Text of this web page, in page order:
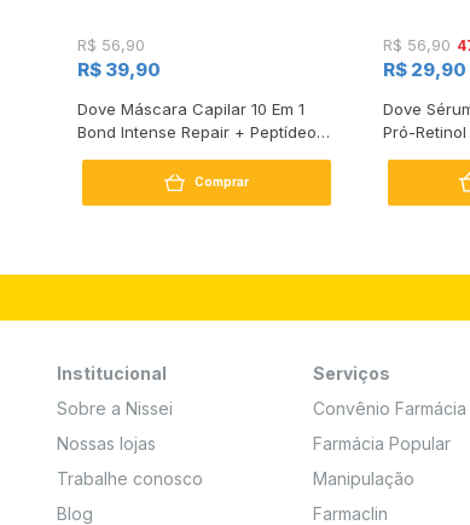
R$ 56,90
R$ 39,90
Dove Máscara Capilar 10 Em 1
Bond Intense Repair + Peptídeo
Comprar
R$ 56,90
R$ 29,90
Dove
Pró-
Institucional
Sobre a Nissei
Nossas lojas
Trabalhe conosco
Blog
Serviços
Convênio Farmácia
Farmácia Popular
Manipulação
Farmaclin